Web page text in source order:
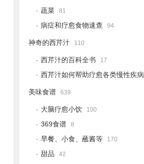
蔬菜 81
病症和疗愈食物速查 94
神奇的西芹汁 110
西芹汁的百科全书 17
西芹汁如何帮助疗愈各类慢性疾病
美味食谱 639
大脑疗愈小饮 100
369食谱 8
早餐、小食、蘸酱等 170
甜品 42